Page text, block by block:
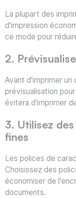
La plupart des
d'impression
ce mode pour
2.
Avant d'imprimer
prévisualisation
évitera d'imprimer
3. Utilisez
fines
Les polices de
Choisissez des
économiser de
documents.